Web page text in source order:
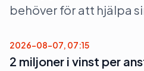
behöver för att hjälpa
2026-08-07, 07:15
2 miljoner i vinst per